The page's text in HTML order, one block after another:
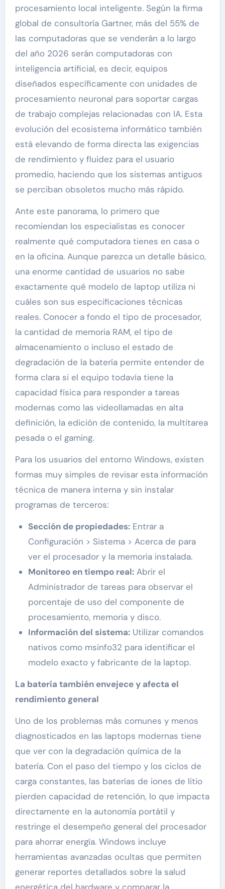
procesamiento local inteligente. Según la firma
global de consultoría Gartner, más del 55% de
las computadoras que se venderán a lo largo
del año 2026 serán computadoras con
inteligencia artificial, es decir, equipos
diseñados específicamente con unidades de
procesamiento neuronal para soportar cargas
de trabajo complejas relacionadas con IA. Esta
evolución del ecosistema informático también
está elevando de forma directa las exigencias
de rendimiento y fluidez para el usuario
promedio, haciendo que los sistemas antiguos
se perciban obsoletos mucho más rápido.
Ante este panorama, lo primero que
recomiendan los especialistas es conocer
realmente qué computadora tienes en casa o
en la oficina. Aunque parezca un detalle básico,
una enorme cantidad de usuarios no sabe
exactamente qué modelo de laptop utiliza ni
cuáles son sus especificaciones técnicas
reales. Conocer a fondo el tipo de procesador,
la cantidad de memoria RAM, el tipo de
almacenamiento o incluso el estado de
degradación de la batería permite entender de
forma clara si el equipo todavía tiene la
capacidad física para responder a tareas
modernas como las videollamadas en alta
definición, la edición de contenido, la multitarea
pesada o el gaming.
Para los usuarios del entorno Windows, existen
formas muy simples de revisar esta información
técnica de manera interna y sin instalar
programas de terceros:
Sección de propiedades:Entrar a
Configuración > Sistema > Acerca de para
ver el procesador y la memoria instalada.
Monitoreo en tiempo real:Abrir el
Administrador de tareas para observar el
porcentaje de uso del componente de
procesamiento, memoria y disco.
Información del sistema:Utilizar comandos
nativos como msinfo32 para identificar el
modelo exacto y fabricante de la laptop.
La batería también envejece y afecta el
rendimiento general
Uno de los problemas más comunes y menos
diagnosticados en las laptops modernas tiene
que ver con la degradación química de la
batería. Con el paso del tiempo y los ciclos de
carga constantes, las baterías de iones de litio
pierden capacidad de retención, lo que impacta
directamente en la autonomía portátil y
restringe el desempeño general del procesador
para ahorrar energía. Windows incluye
herramientas avanzadas ocultas que permiten
generar reportes detallados sobre la salud